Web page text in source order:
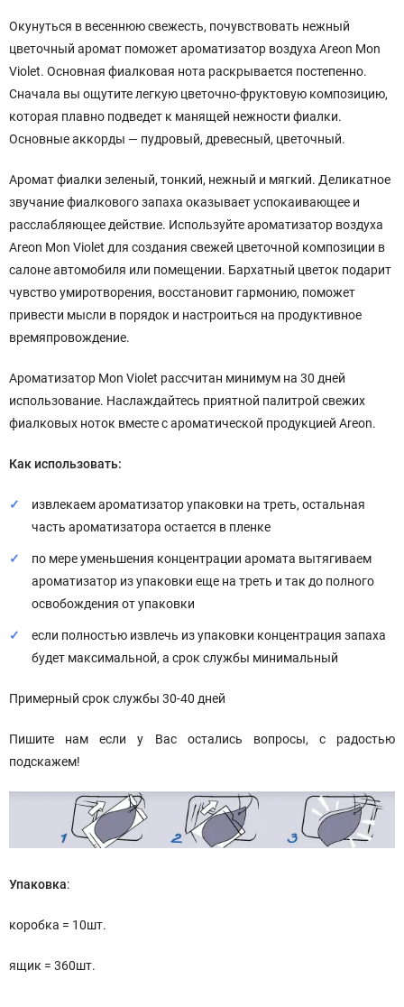
Окунуться в весеннюю свежесть, почувствовать нежный
цветочный аромат поможет ароматизатор воздуха Areon Mon
Violet. Основная фиалковая нота раскрывается постепенно.
Сначала вы ощутите легкую цветочно-фруктовую композицию,
которая плавно подведет к манящей нежности фиалки.
Основные аккорды — пудровый, древесный, цветочный.
Аромат фиалки зеленый, тонкий, нежный и мягкий. Деликатное
звучание фиалкового запаха оказывает успокаивающее и
расслабляющее действие. Используйте ароматизатор воздуха
Areon Mon Violet для создания свежей цветочной композиции в
салоне автомобиля или помещении. Бархатный цветок подарит
чувство умиротворения, восстановит гармонию, поможет
привести мысли в порядок и настроиться на продуктивное
времяпровождение.
Ароматизатор Mon Violet рассчитан минимум на 30 дней
использование. Наслаждайтесь приятной палитрой свежих
фиалковых ноток вместе с ароматической продукцией Areon.
Как использовать:
извлекаем ароматизатор упаковки на треть, остальная
часть ароматизатора остается в пленке
по мере уменьшения концентрации аромата вытягиваем
ароматизатор из упаковки еще на треть и так до полного
освобождения от упаковки
если полностью извлечь из упаковки концентрация запаха
будет максимальной, а срок службы минимальный
Примерный срок службы 30-40 дней
Пишите нам если у Вас остались вопросы, с радостью
подскажем!
Упаковка:
коробка = 10шт.
ящик = 360шт.